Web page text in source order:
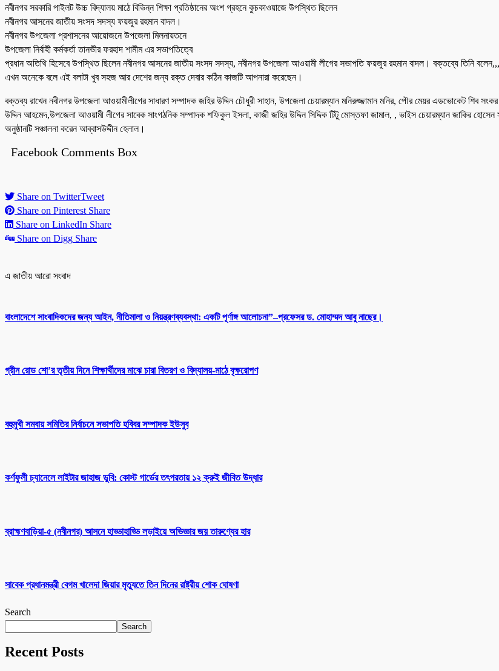
নবীনগর সরকারি পাইলট উচ্চ বিদ্যালয় মাঠে বিভিন্ন শিক্ষা প্রতিষ্ঠানের অংশ গ্রহনে কুচকাওয়াজে উপস্থিত ছিলেন
নবীনগর আসনের জাতীয় সংসদ সদস্য ফয়জুর রহমান বাদল।
নবীনগর উপজেলা প্রশাসনের আয়োজনে উপজেলা মিলনায়তনে
উপজেলা নির্বাহী কর্মকর্তা তানভীর ফরহাদ শামীম এর সভাপতিত্বে
প্রধান অতিথি হিসেবে উপস্থিত ছিলেন নবীনগর আসনের জাতীয় সংসদ সদস্য, নবীনগর উপজেলা আওয়ামী লীগের সভাপতি ফয়জুর রহমান বাদল। বক্তব্যে তিনি
এখন অনেকে বলে এই বলাটা খুব সহজ আর দেশের জন্য রক্ত দেবার কঠিন কাজটি আপনারা করেছেন।
বক্তব্য রাখেন নবীনগর উপজেলা আওয়ামীলীগের সাধারণ সম্পাদক জহির উদ্দিন চৌধুরী সাহান, উপজেলা চেয়ারম্যান মনিরুজ্জামান মনির, পৌর মেয়র এডভোকেট শিব
উদ্দিন আহমেদ,উপজেলা আওয়ামী লীগের সাবেক সাংগঠনিক সম্পাদক শফিকুল ইসলা, কাজী জহির উদ্দিন সিদ্দিক টিটু মোস্তফা জামাল, , ভাইস চেয়ারম্যান জাকির
অনুষ্ঠানটি সঞ্চালনা করেন আব্বাসউদ্দীন হেলাল।
Facebook Comments Box
Share on TwitterTweet
Share on Pinterest Share
Share on LinkedIn Share
Share on Digg Share
এ জাতীয় আরো সংবাদ
বাংলাদেশে সাংবাদিকদের জন্য আইন, নীতিমালা ও নিয়ন্ত্রণব্যবস্থা: একটি পূর্ণাঙ্গ আলোচনা”–প্রফেসর ড. মোহাম্মদ আবু নাছের।
গ্রীন রোড শো’র তৃতীয় দিনে শিক্ষার্থীদের মাঝে চারা বিতরণ ও বিদ্যালয়-মাঠে বৃক্ষরোপণ
বহুমুখী সমবায় সমিতির নির্বাচনে সভাপতি হবিবর সম্পাদক ইউসুব
কর্ণফুলী চ্যানেলে লাইটার জাহাজ ডুবি: কোস্ট গার্ডের তৎপরতায় ১২ ক্রুই জীবিত উদ্ধার
ব্রাহ্মণবাড়িয়া-৫ (নবীনগর) আসনে হাড্ডাহাড্ডি লড়াইয়ে অভিজ্ঞার জয় তারুণ্যের হার
সাবেক প্রধানমন্ত্রী বেগম খালেদা জিয়ার মৃত্যুতে তিন দিনের রাষ্ট্রীয় শোক ঘোষণা
Search
Search
Recent Posts